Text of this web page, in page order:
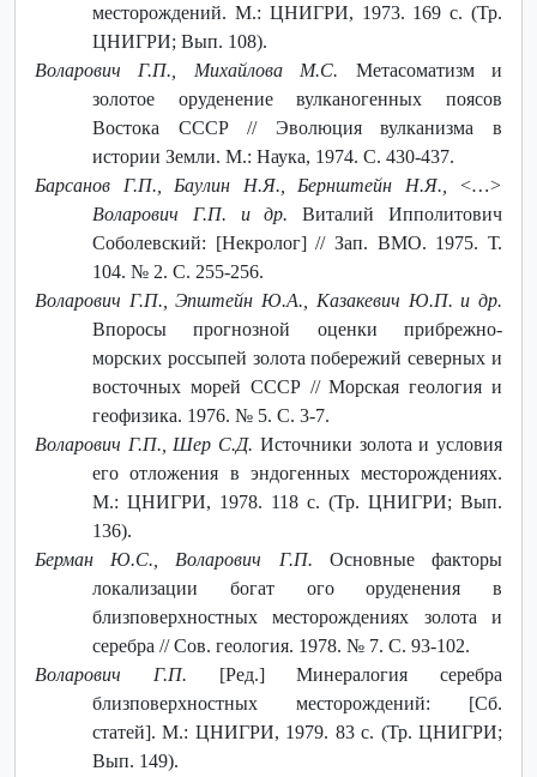
месторождений. М.: ЦНИГРИ, 1973. 169 с. (Тр.
ЦНИГРИ; Вып. 108).
Воларович Г.П., Михайлова М.С. Метасоматизм и
золотое оруденение вулканогенных поясов
Востока СССР // Эволюция вулканизма в
истории Земли. М.: Наука, 1974. С. 430-437.
Барсанов Г.П., Баулин Н.Я., Бернштейн Н.Я., <…>
Воларович Г.П. и др.Виталий Ипполитович
Соболевский: [Некролог] // Зап. ВМО. 1975. Т.
104. № 2. С. 255-256.
Воларович Г.П., Эпштейн Ю.А., Казакевич Ю.П. и др.
Впоросы прогнозной оценки прибрежно-
морских россыпей золота побережий северных и
восточных морей СССР // Морская геология и
геофизика. 1976. № 5. С. 3-7.
Воларович Г.П., Шер С.Д. Источники золота и условия
его отложения в эндогенных месторождениях.
М.: ЦНИГРИ, 1978. 118 с. (Тр. ЦНИГРИ; Вып.
136).
Берман Ю.С., Воларович Г.П. Основные факторы
локализации богат ого оруденения в
близповерхностных месторождениях золота и
серебра // Сов. геология. 1978. № 7. С. 93-102.
Воларович Г.П. [Ред.] Минералогия серебра
близповерхностных месторождений: [Сб.
статей]. М.: ЦНИГРИ, 1979. 83 с. (Тр. ЦНИГРИ;
Вып. 149).